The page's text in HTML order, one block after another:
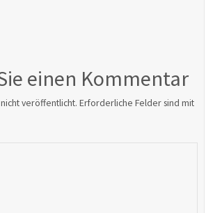
einen Kommentar
veröffentlicht. Erforderliche Felder sind mit